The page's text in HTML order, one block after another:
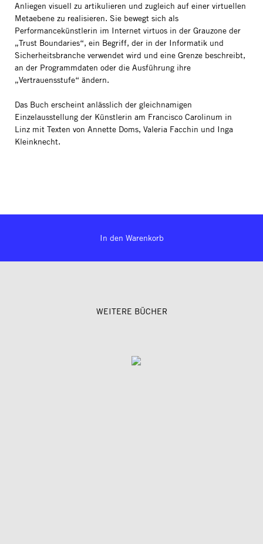
Anliegen visuell zu artikulieren und zugleich auf einer virtuellen
Metaebene zu realisieren. Sie bewegt sich als
Performancekünstlerin im Internet virtuos in der Grauzone der
„Trust Boundaries“, ein Begriff, der in der Informatik und
Sicherheitsbranche verwendet wird und eine Grenze beschreibt,
an der Programmdaten oder die Ausführung ihre
„Vertrauensstufe“ ändern.
Das Buch erscheint anlässlich der gleichnamigen
Einzelausstellung der Künstlerin am Francisco Carolinum in
Linz mit Texten von Annette Doms, Valeria Facchin und Inga
Kleinknecht.
In den Warenkorb
WEITERE BÜCHER